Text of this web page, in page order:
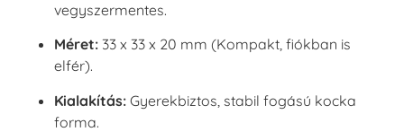
vegyszermentes.
Méret: 33 x 33 x 20 mm (Kompakt, fiókban is
elfér).
Kialakítás: Gyerekbiztos, stabil fogású kocka
forma.